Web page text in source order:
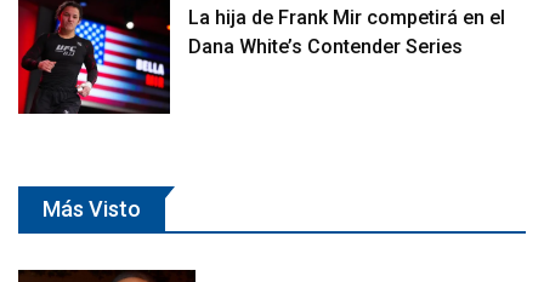
La hija de Frank Mir competirá en el
Dana White’s Contender Series
Más Visto